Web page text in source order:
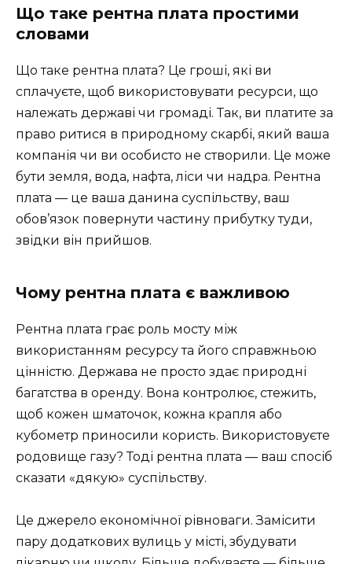
Що таке рентна плата простими
словами
Що таке рентна плата? Це гроші, які ви
сплачуєте, щоб використовувати ресурси, що
належать державі чи громаді. Так, ви платите за
право ритися в природному скарбі, який ваша
компанія чи ви особисто не створили. Це може
бути земля, вода, нафта, ліси чи надра. Рентна
плата — це ваша данина суспільству, ваш
обов’язок повернути частину прибутку туди,
звідки він прийшов.
Чому рентна плата є важливою
Рентна плата грає роль мосту між
використанням ресурсу та його справжньою
цінністю. Держава не просто здає природні
багатства в оренду. Вона контролює, стежить,
щоб кожен шматочок, кожна крапля або
кубометр приносили користь. Використовуєте
родовище газу? Тоді рентна плата — ваш спосіб
сказати «дякую» суспільству.
Це джерело економічної рівноваги. Замісити
пару додаткових вулиць у місті, збудувати